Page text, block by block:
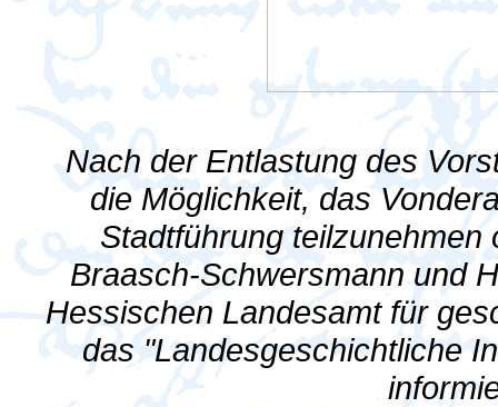
Nach der Entlastung des
die Möglichkeit, das
Stadtführung
Braasch-Schwersmann und
Hessischen Landesamt für
das "Landesgeschichtliche